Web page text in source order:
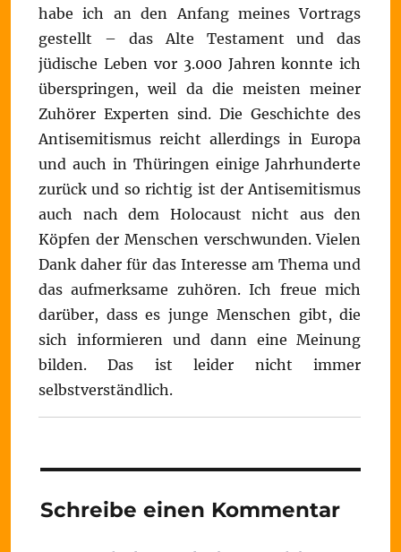
habe ich an den Anfang meines Vortrags
gestellt – das Alte Testament und das
jüdische Leben vor 3.000 Jahren konnte ich
überspringen, weil da die meisten meiner
Zuhörer Experten sind. Die Geschichte des
Antisemitismus reicht allerdings in Europa
und auch in Thüringen einige Jahrhunderte
zurück und so richtig ist der Antisemitismus
auch nach dem Holocaust nicht aus den
Köpfen der Menschen verschwunden. Vielen
Dank daher für das Interesse am Thema und
das aufmerksame zuhören. Ich freue mich
darüber, dass es junge Menschen gibt, die
sich informieren und dann eine Meinung
bilden. Das ist leider nicht immer
selbstverständlich.
Schreibe einen Kommentar